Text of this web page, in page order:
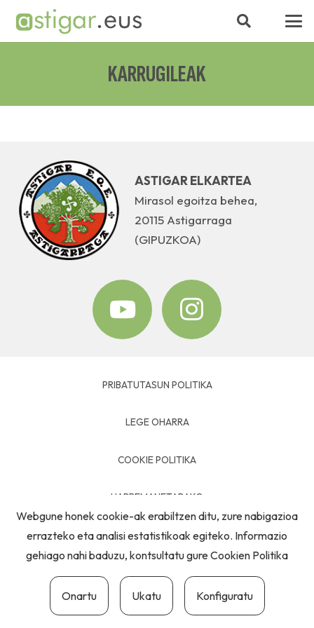
KARRUGILEAK
ASTIGAR ELKARTEA
Mirasol egoitza behea,
20115 Astigarraga
(GIPUZKOA)
PRIBATUTASUN POLITIKA
LEGE OHARRA
COOKIE POLITIKA
HARREMANETARAKO
Webgune honek cookie-ak erabiltzen ditu, zure nabigazioa
errazteko eta analisi estatistikoak egiteko. Informazio
gehiago nahi baduzu, kontsultatu gureCookien Politika
Onartu Ukatu Konfiguratu